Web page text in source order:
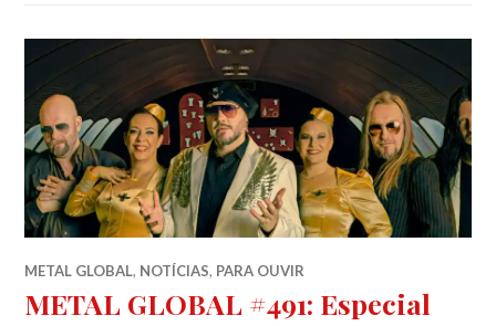
METAL GLOBAL, NOTÍCIAS, PARA OUVIR
METAL GLOBAL #491: Especial